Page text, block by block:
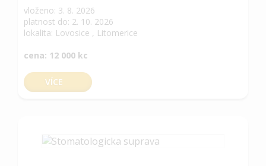
vloženo: 3. 8. 2026
platnost do: 2. 10. 2026
lokalita: Lovosice , Litomerice
cena: 12 000 kc
VÍCE